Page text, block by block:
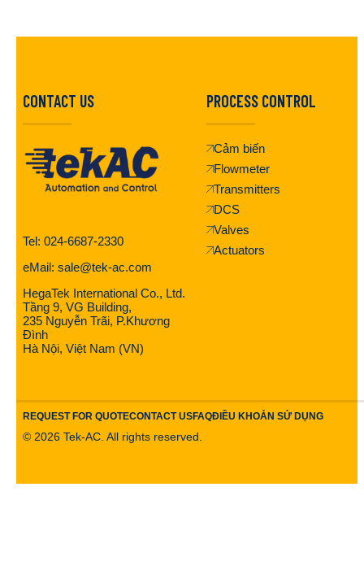
CONTACT US
Tel: 024-6687-2330
eMail: sale@tek-ac.com
HegaTek International Co., Ltd.
Tầng 9, VG Building,
235 Nguyễn Trãi, P.Khương
Đình
Hà Nội, Việt Nam (VN)
PROCESS CONTROL
Cảm biến
Flowmeter
Transmitters
DCS
Valves
Actuators
REQUEST FOR QUOTECONTACT USFAQĐIỀU KHOẢN SỬ DỤNG
© 2026 Tek-AC. All rights reserved.